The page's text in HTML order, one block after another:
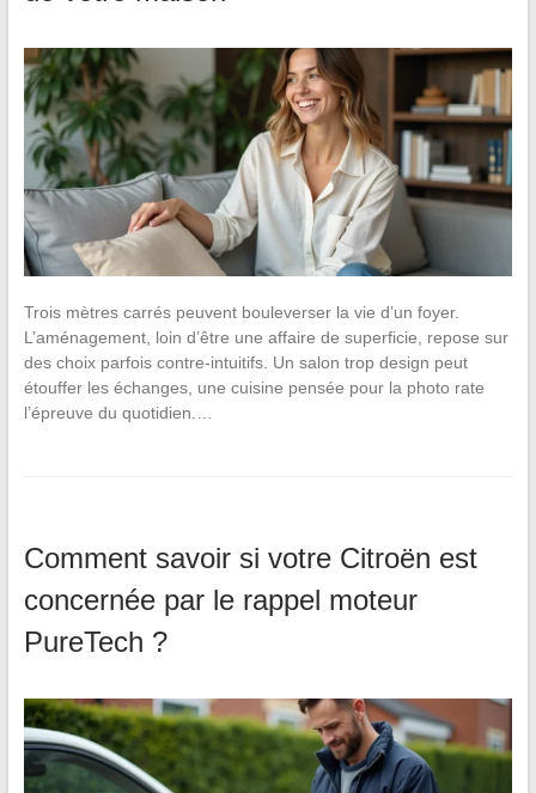
Trois mètres carrés peuvent bouleverser la vie d’un foyer.
L’aménagement, loin d’être une affaire de superficie, repose sur
des choix parfois contre-intuitifs. Un salon trop design peut
étouffer les échanges, une cuisine pensée pour la photo rate
l’épreuve du quotidien.…
Comment savoir si votre Citroën est
concernée par le rappel moteur
PureTech ?